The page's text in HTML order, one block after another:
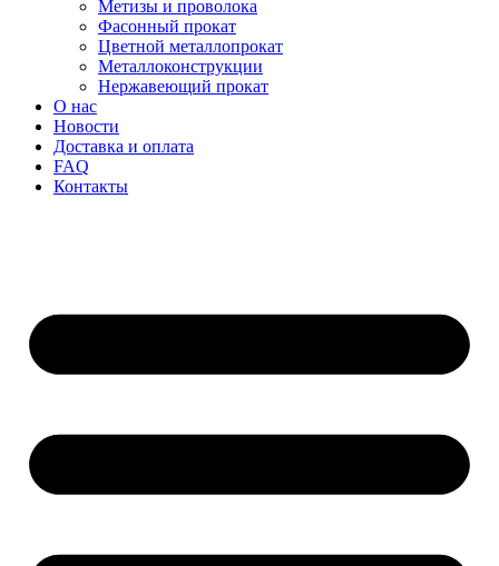
Метизы и проволока
Фасонный прокат
Цветной металлопрокат
Металлоконструкции
Нержавеющий прокат
О нас
Новости
Доставка и оплата
FAQ
Контакты